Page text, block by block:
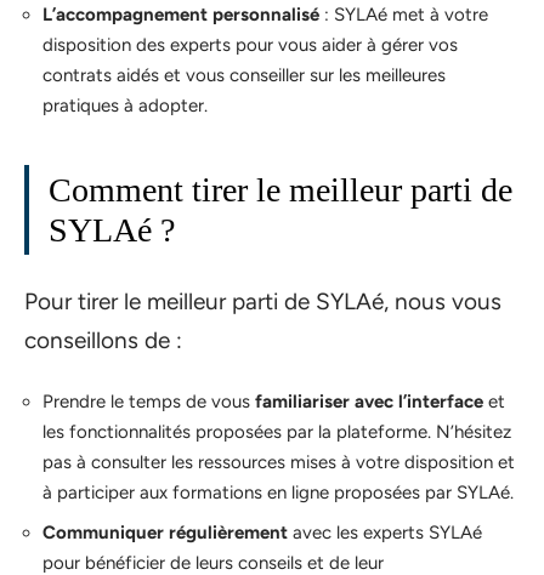
L’accompagnement personnalisé : SYLAé met à votre
disposition des experts pour vous aider à gérer vos
contrats aidés et vous conseiller sur les meilleures
pratiques à adopter.
Comment tirer le meilleur parti de
SYLAé ?
Pour tirer le meilleur parti de SYLAé, nous vous
conseillons de :
Prendre le temps de vous familiariser avec l’interface et
les fonctionnalités proposées par la plateforme. N’hésitez
pas à consulter les ressources mises à votre disposition et
à participer aux formations en ligne proposées par SYLAé.
Communiquer régulièrement avec les experts SYLAé
pour bénéficier de leurs conseils et de leur